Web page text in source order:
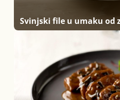
Svinjski file u umaku od